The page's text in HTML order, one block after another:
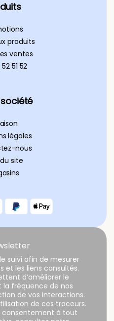
produits
ventes
51 52
légales
nous
site
suivi afin de mesurer
et les liens consultés.
d’améliorer le
fréquence de nos
de vos interactions.
de ces traceurs.
consentement à tout